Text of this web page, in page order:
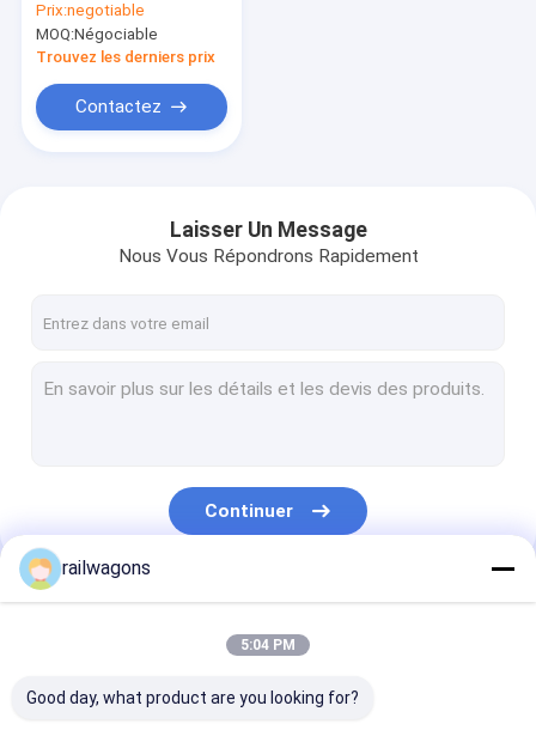
laiterie/produit de la
ferme
Prix:negotiable
MOQ:Négociable
Trouvez les derniers prix
Contactez
Laisser Un Message
Nous Vous Répondrons Rapidement
Continuer
Nos Catégories
railwagons
5:04 PM
Good day, what product are you looking for?